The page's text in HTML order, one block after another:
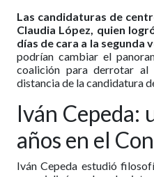
Las candidaturas de
Claudia López, quien
días de cara a la segunda
podrían cambiar el
coalición para derrotar al
distancia de la candidatura
Iván Cepeda:
años en el
Iván Cepeda estudió